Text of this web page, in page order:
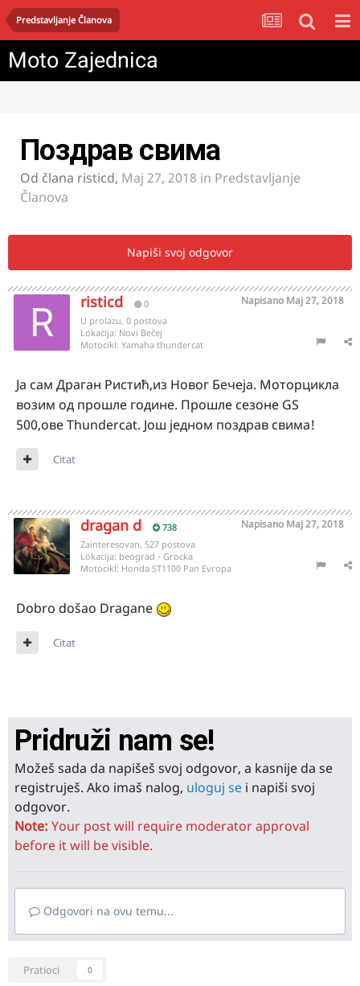
Predstavljanje Članova
Moto Zajednica
Поздрав свима
Od člana risticd, Maj 27, 2018 in Predstavljanje
Članova
Napiši svoj odgovor
risticd 0 Napisano Maj 27, 2018
U prolazu, 0 postova
Lokacija: Novi Bečej
Motocikl: Yamaha thundercat
Ја сам Драган Ристић,из Новог Бечеја. Моторцикла
возим од прошле године. Прошле сезоне GS
500,ове Thundercat. Још једном поздрав свима!
Citat
dragan d 738 Napisano Maj 27, 2018
Zainteresovan, 527 postova
Lokacija: beograd - Grocka
Motocikl: Honda ST1100 Pan Evropa
Dobro došao Dragane
Citat
Pridruži nam se!
Možeš sada da napišeš svoj odgovor, a kasnije da se
registruješ. Ako imaš nalog, uloguj se i napiši svoj
odgovor.
Note: Your post will require moderator approval
before it will be visible.
Odgovori na ovu temu...
Pratioci 0